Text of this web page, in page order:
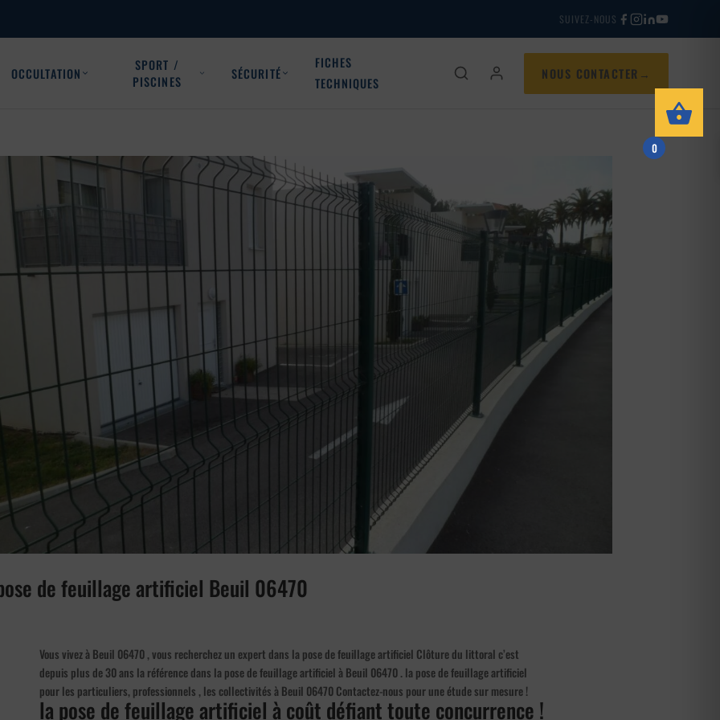
SUIVEZ-NOUS
OCCULTATION
SPORT /
PISCINES
SÉCURITÉ
FICHES
TECHNIQUES
NOUS CONTACTER
de feuillage artificiel Beuil 06470
Vous vivez à Beuil 06470 , vous recherchez un expert dans la pose de feuillage artificiel Clôture du littoral c’est
depuis plus de 30 ans la référence dans la pose de feuillage artificiel à Beuil 06470 . la pose de feuillage artificiel
pour les particuliers, professionnels , les collectivités à Beuil 06470 Contactez-nous pour une étude sur mesure !
la pose de feuillage artificiel à coût défiant toute concurrence !
0